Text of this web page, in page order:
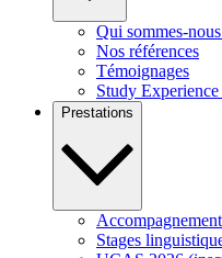
Qui sommes-
Nos références
Témoignages
Study Experience
Prestations
Stages